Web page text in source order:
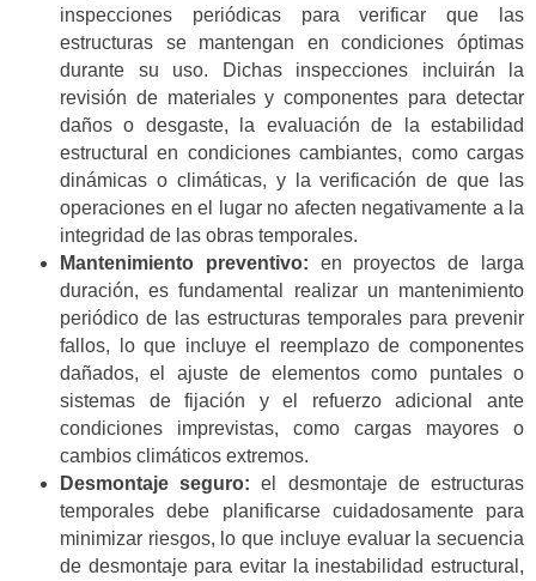
inspecciones periódicas para verificar que las
estructuras se mantengan en condiciones óptimas
durante su uso. Dichas inspecciones incluirán la
revisión de materiales y componentes para detectar
daños o desgaste, la evaluación de la estabilidad
estructural en condiciones cambiantes, como cargas
dinámicas o climáticas, y la verificación de que las
operaciones en el lugar no afecten negativamente a la
integridad de las obras temporales.
Mantenimiento preventivo: en proyectos de larga
duración, es fundamental realizar un mantenimiento
periódico de las estructuras temporales para prevenir
fallos, lo que incluye el reemplazo de componentes
dañados, el ajuste de elementos como puntales o
sistemas de fijación y el refuerzo adicional ante
condiciones imprevistas, como cargas mayores o
cambios climáticos extremos.
Desmontaje seguro:el desmontaje de estructuras
temporales debe planificarse cuidadosamente para
minimizar riesgos, lo que incluye evaluar la secuencia
de desmontaje para evitar la inestabilidad estructural,